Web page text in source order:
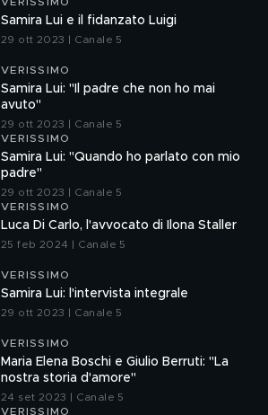
Samira Lui e il fidanzato Luigi
29 ott 2023 | Canale 5
VERISSIMO
Samira Lui: "Il padre che non ho mai
avuto"
29 ott 2023 | Canale 5
VERISSIMO
Samira Lui: "Quando ho parlato con mio
padre"
29 ott 2023 | Canale 5
VERISSIMO
Luca Di Carlo, l'avvocato di Ilona Staller
25 feb 2024 | Canale 5
VERISSIMO
Samira Lui: l'intervista integrale
29 ott 2023 | Canale 5
VERISSIMO
Maria Elena Boschi e Giulio Berruti: "La
nostra storia d'amore"
24 set 2023 | Canale 5
VERISSIMO